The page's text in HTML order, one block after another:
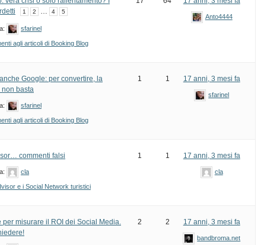
1 2 … 4 5
sfarinel
agli articoli di Booking Blog
Anto4444
Google: per convertire, la
basta
sfarinel
agli articoli di Booking Blog
1 1 17 anni, 3 mesi fa
sfarinel
commenti falsi
cla
e i Social Network turistici
1 1 17 anni, 3 mesi fa
cla
per misurare il ROI dei Social Media.
2 2 17 anni, 3 mesi fa
bandbroma.net